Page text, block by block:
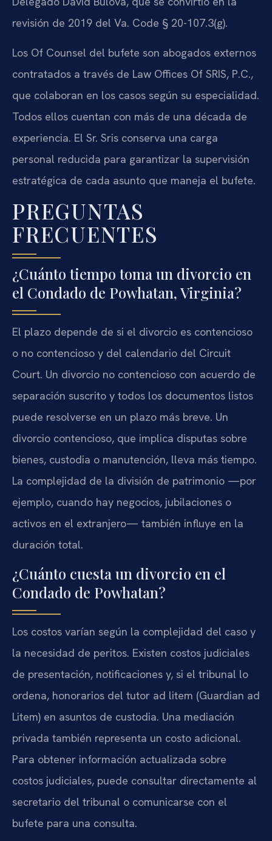
revisión de 2019 del Va. Code § 20-107.3(g).
Los Of Counsel del bufete son abogados externos
contratados a través de Law Offices Of SRIS, P.C.,
que colaboran en los casos según su especialidad.
Todos ellos cuentan con más de una década de
experiencia. El Sr. Sris conserva una carga
personal reducida para garantizar la supervisión
estratégica de cada asunto que maneja el bufete.
PREGUNTAS
FRECUENTES
¿Cuánto tiempo toma un divorcio en
el Condado de Powhatan, Virginia?
El plazo depende de si el divorcio es contencioso
o no contencioso y del calendario del Circuit
Court. Un divorcio no contencioso con acuerdo de
separación suscrito y todos los documentos listos
puede resolverse en un plazo más breve. Un
divorcio contencioso, que implica disputas sobre
bienes, custodia o manutención, lleva más tiempo.
La complejidad de la división de patrimonio —por
ejemplo, cuando hay negocios, jubilaciones o
activos en el extranjero— también influye en la
duración total.
¿Cuánto cuesta un divorcio en el
Condado de Powhatan?
Los costos varían según la complejidad del caso y
la necesidad de peritos. Existen costos judiciales
de presentación, notificaciones y, si el tribunal lo
ordena, honorarios del tutor ad litem (Guardian ad
Litem) en asuntos de custodia. Una mediación
privada también representa un costo adicional.
Para obtener información actualizada sobre
costos judiciales, puede consultar directamente al
secretario del tribunal o comunicarse con el
bufete para una consulta.